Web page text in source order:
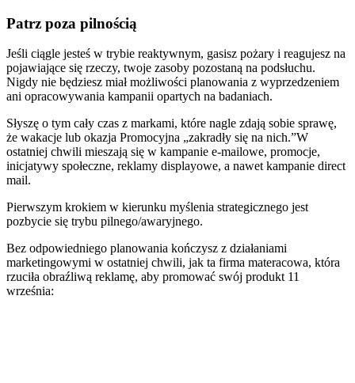
Patrz poza pilnością
Jeśli ciągle jesteś w trybie reaktywnym, gasisz pożary i reagujesz na
pojawiające się rzeczy, twoje zasoby pozostaną na podsłuchu.
Nigdy nie będziesz miał możliwości planowania z wyprzedzeniem
ani opracowywania kampanii opartych na badaniach.
Słyszę o tym cały czas z markami, które nagle zdają sobie sprawę,
że wakacje lub okazja Promocyjna „zakradły się na nich.”W
ostatniej chwili mieszają się w kampanie e-mailowe, promocje,
inicjatywy społeczne, reklamy displayowe, a nawet kampanie direct
mail.
Pierwszym krokiem w kierunku myślenia strategicznego jest
pozbycie się trybu pilnego/awaryjnego.
Bez odpowiedniego planowania kończysz z działaniami
marketingowymi w ostatniej chwili, jak ta firma materacowa, która
rzuciła obraźliwą reklamę, aby promować swój produkt 11
września: